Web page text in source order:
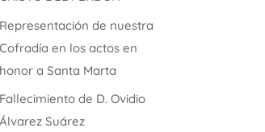
Representación de nuestra
Cofradía en los actos en
honor a Santa Marta
Fallecimiento de D. Ovidio
Álvarez Suárez